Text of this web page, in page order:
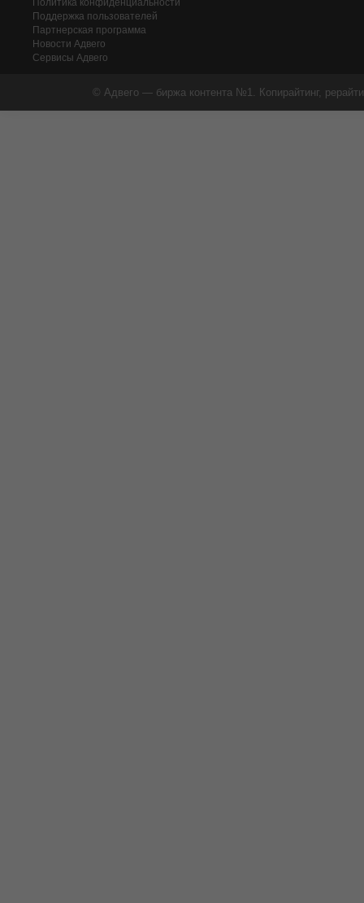
Политика конфиденциальности
Поддержка пользователей
Партнерская программа
Новости Адвего
Сервисы Адвего
© Адвего — биржа контента №1. Копирайтинг,